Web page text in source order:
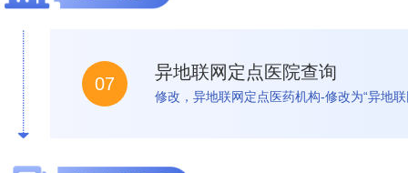
07
异地联网定点医院查询
修改，异地联网定点医药机构-修改为“异地